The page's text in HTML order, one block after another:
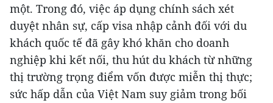
một. Trong đó, việc áp dụng chính sách xét
duyệt nhân sự, cấp visa nhập cảnh đối với du
khách quốc tế đã gây khó khăn cho doanh
nghiệp khi kết nối, thu hút du khách từ những
thị trường trọng điểm vốn được miễn thị thực;
sức hấp dẫn của Việt Nam suy giảm trong bối